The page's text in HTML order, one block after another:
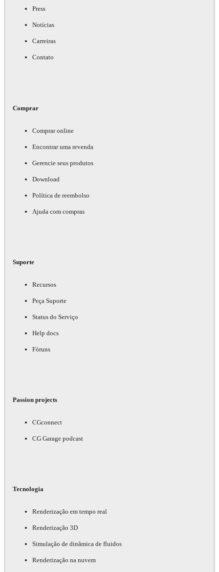
Press
Notícias
Carreiras
Contato
Comprar
Comprar online
Encontrar uma revenda
Gerencie seus produtos
Download
Política de reembolso
Ajuda com compras
Suporte
Recursos
Peça Suporte
Status do Serviço
Help docs
Fóruns
Passion projects
CGconnect
CG Garage podcast
Tecnologia
Renderização em tempo real
Renderização 3D
Simulação de dinâmica de fluidos
Renderização na nuvem